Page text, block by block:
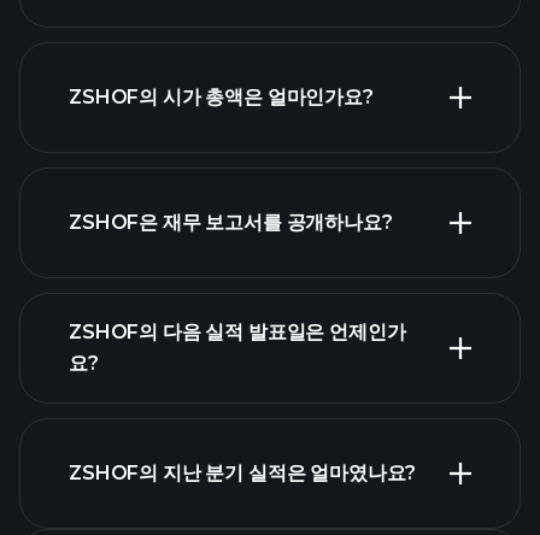
ZSHOF의 시가 총액은 얼마인가요?
ZSHOF은 재무 보고서를 공개하나요?
ZSHOF의 다음 실적 발표일은 언제인가
요?
린더
ZSHOF의 지난 분기 실적은 얼마였나요?